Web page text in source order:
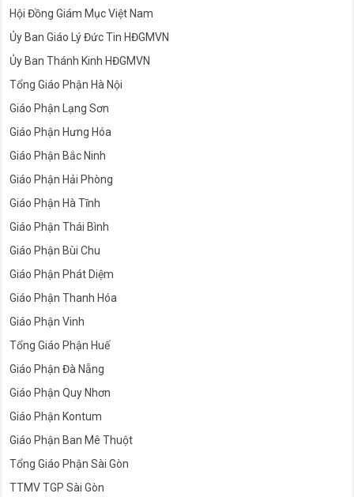
Hội Đồng Giám Mục Việt Nam
Ủy Ban Giáo Lý Đức Tin HĐGMVN
Ủy Ban Thánh Kinh HĐGMVN
Tổng Giáo Phận Hà Nội
Giáo Phận Lạng Sơn
Giáo Phận Hưng Hóa
Giáo Phận Bắc Ninh
Giáo Phận Hải Phòng
Giáo Phận Hà Tĩnh
Giáo Phận Thái Bình
Giáo Phận Bùi Chu
Giáo Phận Phát Diệm
Giáo Phận Thanh Hóa
Giáo Phận Vinh
Tổng Giáo Phận Huế
Giáo Phận Đà Nẵng
Giáo Phận Quy Nhơn
Giáo Phận Kontum
Giáo Phận Ban Mê Thuột
Tổng Giáo Phận Sài Gòn
TTMV TGP Sài Gòn